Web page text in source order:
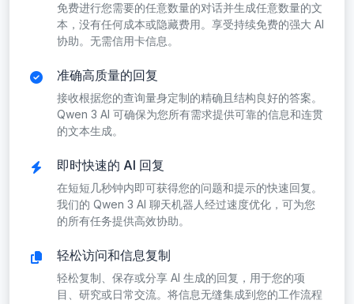
免费进行您需要的任意数量的对话并生成任意数量的文
本，没有任何成本或隐藏费用。享受持续免费的强大 AI
协助。无需信用卡信息。
准确高质量的回复
接收根据您的查询量身定制的精确且结构良好的答案。
Qwen 3 AI 可确保为您所有需求提供可靠的信息和连贯
的文本生成。
即时快速的 AI 回复
在短短几秒钟内即可获得您的问题和提示的快速回复。
我们的 Qwen 3 AI 聊天机器人经过速度优化，可为您
的所有任务提供高效协助。
轻松访问和信息复制
轻松复制、保存或分享 AI 生成的回复，用于您的项
目、研究或日常交流。将信息无缝集成到您的工作流程